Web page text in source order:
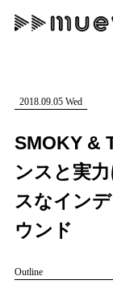
記事を検索する
人気ワード
"読者の声を
MENU
プレスリリース
2018.09.05 Wed
SMOKY &
ンスと実
スなイン
ウンド
Outline